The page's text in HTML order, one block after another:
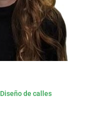
de calles